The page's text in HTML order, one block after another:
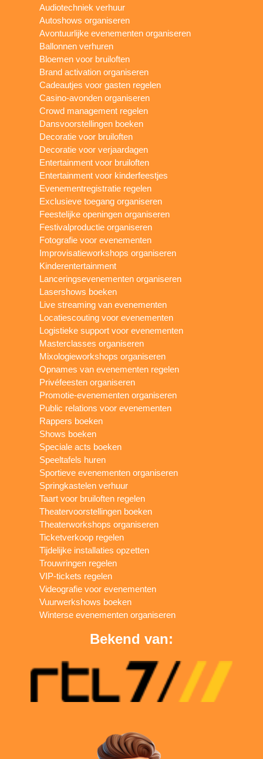
Audiotechniek verhuur
Autoshows organiseren
Avontuurlijke evenementen organiseren
Ballonnen verhuren
Bloemen voor bruiloften
Brand activation organiseren
Cadeautjes voor gasten regelen
Casino-avonden organiseren
Crowd management regelen
Dansvoorstellingen boeken
Decoratie voor bruiloften
Decoratie voor verjaardagen
Entertainment voor bruiloften
Entertainment voor kinderfeestjes
Evenementregistratie regelen
Exclusieve toegang organiseren
Feestelijke openingen organiseren
Festivalproductie organiseren
Fotografie voor evenementen
Improvisatieworkshops organiseren
Kinderentertainment
Lanceringsevenementen organiseren
Lasershows boeken
Live streaming van evenementen
Locatiescouting voor evenementen
Logistieke support voor evenementen
Masterclasses organiseren
Mixologieworkshops organiseren
Opnames van evenementen regelen
Privéfeesten organiseren
Promotie-evenementen organiseren
Public relations voor evenementen
Rappers boeken
Shows boeken
Speciale acts boeken
Speeltafels huren
Sportieve evenementen organiseren
Springkastelen verhuur
Taart voor bruiloften regelen
Theatervoorstellingen boeken
Theaterworkshops organiseren
Ticketverkoop regelen
Tijdelijke installaties opzetten
Trouwringen regelen
VIP-tickets regelen
Videografie voor evenementen
Vuurwerkshows boeken
Winterse evenementen organiseren
Bekend van: